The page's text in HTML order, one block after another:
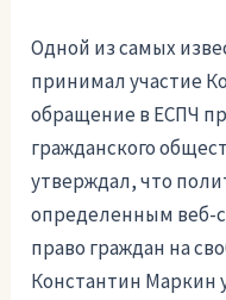
Одной из самых
принимал участие
обращение в ЕСПЧ
гражданского
утверждал, что
определенным веб-
право граждан на
Константин Маркин